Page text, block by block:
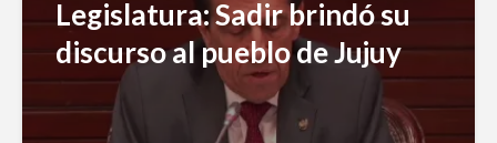
Legislatura: Sadir brindó su
discurso al pueblo de Jujuy